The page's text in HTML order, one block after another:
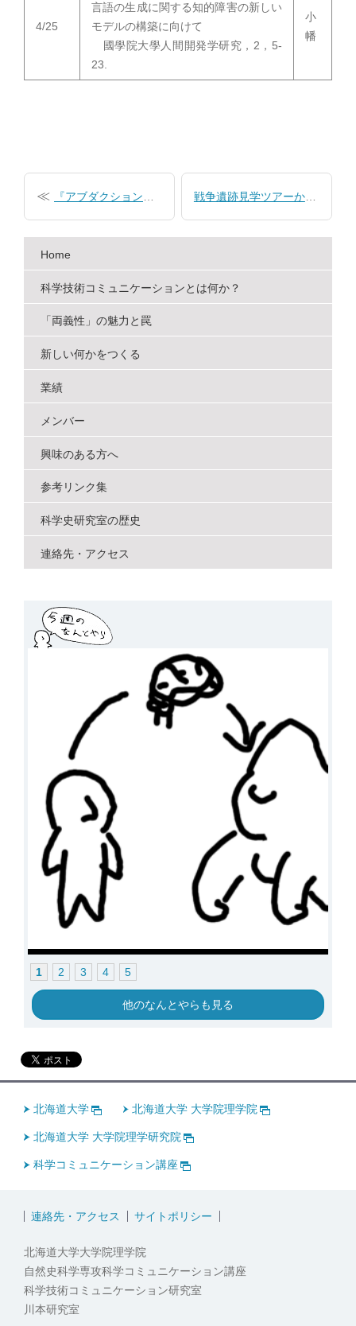
4/25
言語の生成に関する知的障害の新しい
モデルの構築に向けて
國學院大學人間開発学研究，2，5-
23.
小
幡
稿
ナ
ン
『アブダクション』2025年度科学技術史特論 戦争遺跡見学ツアーから考える科学技術コミュニケーション
Home
科学技術コミュニケーションとは何か？
「両義性」の魅力と罠
新しい何かをつくる
業績
メンバー
興味のある方へ
参考リンク集
科学史研究室の歴史
連絡先・アクセス
1 2 3 4 5
他のなんとやらも見る
北海道大学 北海道大学 大学院理学院
北海道大学 大学院理学研究院
科学コミュニケーション講座
連絡先・アクセス サイトポリシー
北海道大学大学院理学院
自然史科学専攻科学コミュニケーション講座
科学技術コミュニケーション研究室
川本研究室